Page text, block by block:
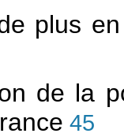
plus
de la
45